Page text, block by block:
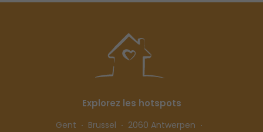
Explorez les hotspots
Gent Brussel
2060 Antwerpen